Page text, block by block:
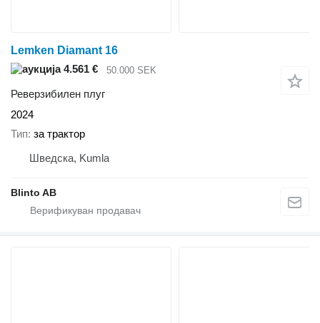
Lemken Diamant 16
4.561 €
50.000 SEK
Реверзибилен плуг
2024
Тип за трактор
Шведска, Kumla
Blinto AB